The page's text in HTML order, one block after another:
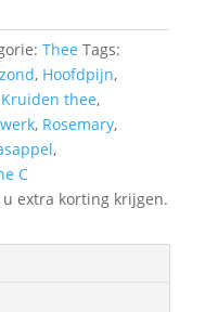
Thee Tags:
, Hoofdpijn,
Kruiden thee,
, Rosemary,
,
C
extra korting krijgen.